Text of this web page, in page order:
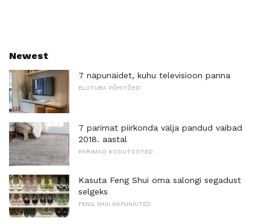
Newest
7 näpunäidet, kuhu televisioon panna
ELUTUBA PÕHITÕED
7 parimat piirkonda välja pandud vaibad
2018. aastal
PARIMAD KODUTOOTED
Kasuta Feng Shui oma salongi segadust
selgeks
FENG SHUI NÄPUNÄITED